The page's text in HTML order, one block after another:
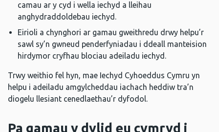
camau ar y cyd i wella iechyd a lleihau
anghydraddoldebau iechyd.
Eirioli a chynghori ar gamau gweithredu drwy helpu’r
sawl sy’n gwneud penderfyniadau i ddeall manteision
hirdymor cryfhau blociau adeiladu iechyd.
Trwy weithio fel hyn, mae Iechyd Cyhoeddus Cymru yn
helpu i adeiladu amgylcheddau iachach heddiw tra’n
diogelu llesiant cenedlaethau’r dyfodol.
Pa gamau y dylid eu cymryd i